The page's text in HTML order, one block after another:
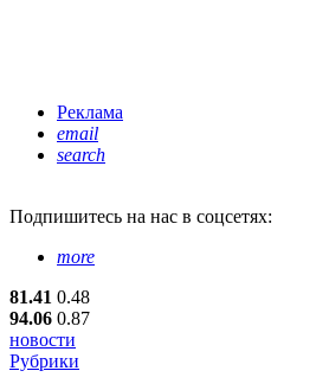
Реклама
email
search
Подпишитесь на нас в соцсетях:
more
81.41 0.48
94.06 0.87
новости
Рубрики